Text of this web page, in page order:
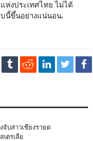
ห่งประเทศไทย ไม่ได้
นี้ขึ้นอย่างแน่นอน.
จับสาวเชียงรายด
ตรเลีย